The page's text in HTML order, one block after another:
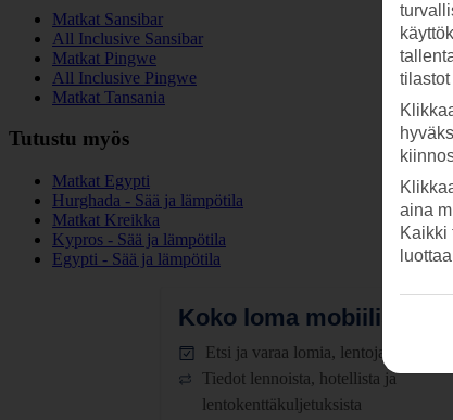
Matkat Sansibar
All Inclusive Sansibar
Matkat Pingwe
All Inclusive Pingwe
Matkat Tansania
Tutustu myös
Matkat Egypti
Hurghada - Sää ja lämpötila
Matkat Kreikka
Kypros - Sää ja lämpötila
Egypti - Sää ja lämpötila
Koko loma mobiilissa.
Etsi ja varaa lomia, lentoja ja
Tiedot lennoista, hotellista ja
lentokenttäkuljetuksista
aina
Kaikki